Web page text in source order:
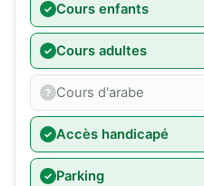
Cours enfants
Cours adultes
Cours d'arabe
Accès handicapé
Parking